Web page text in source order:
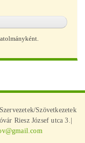
Szövetkezetek
Riesz József utca 3.|